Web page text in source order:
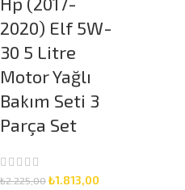
2020) Elf 5W-
30 5 Litre
Motor Yağlı
Bakım Seti 3
Parça Set
₺2.225,00₺1.813,00